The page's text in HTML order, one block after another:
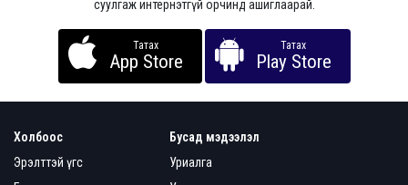
суулгаж интернэтгүй орчинд ашиглаарай.
Татах
App Store
Татах
Play Store
Холбоос
Эрэлттэй үгс
Бусад мэдээлэл
Уриалга